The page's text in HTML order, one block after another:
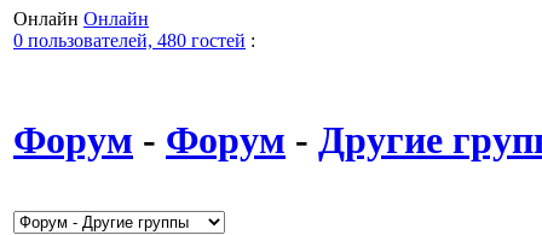
Онлайн Онлайн
0 пользователей, 480 гостей :
Форум - Форум - Другие